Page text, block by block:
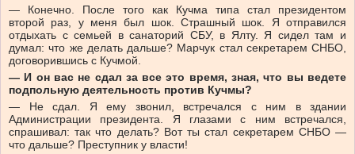
— Конечно. После того как Кучма типа стал президентом
второй раз, у меня был шок. Страшный шок. Я отправился
отдыхать с семьей в санаторий СБУ, в Ялту. Я сидел там и
думал: что же делать дальше? Марчук стал секретарем СНБО,
договорившись с Кучмой.
— И он вас не сдал за все это время, зная, что вы ведете
подпольную деятельность против Кучмы?
— Не сдал. Я ему звонил, встречался с ним в здании
Администрации президента. Я глазами с ним встречался,
спрашивал: так что делать? Вот ты стал секретарем СНБО —
что дальше? Преступник у власти!